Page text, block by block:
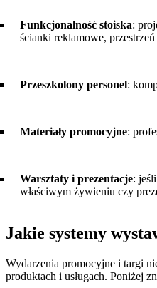
Funkcjonalność stoiska:
ścianki reklamowe,
Przeszkolony personel:
Materiały promocyjne:
Warsztaty i prezentacje:
właściwym żywieniu czy
Jakie systemy
Wydarzenia promocyjne i targi
produktach i usługach. Poniżej